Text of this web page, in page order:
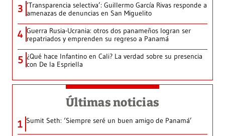
3 ‘Transparencia selectiva’: Guillermo García Rivas responde a
amenazas de denuncias en San Miguelito
4 Guerra Rusia-Ucrania: otros dos panameños logran ser
repatriados y emprenden su regreso a Panamá
5 ¿Qué hace Infantino en Cali? La verdad sobre su presencia
con De la Espriella
Últimas noticias
1 Sumit Seth: ‘Siempre seré un buen amigo de Panamá’